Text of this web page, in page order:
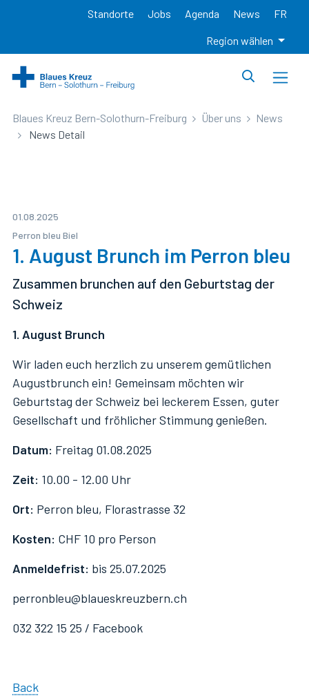
Standorte Jobs Agenda News FR
Region wählen
Blaues Kreuz Bern-Solothurn-Freiburg Über uns
News
News Detail
01.08.2025
Perron bleu Biel
1. August Brunch im Perron bleu
Zusammen brunchen auf den Geburtstag der
Schweiz
1. August Brunch
Wir laden euch herzlich zu unserem gemütlichen
Augustbrunch ein! Gemeinsam möchten wir
Geburtstag der Schweiz bei leckerem Essen, guter
Gesellschaft und fröhlicher Stimmung genießen.
Datum: Freitag 01.08.2025
Zeit: 10.00 - 12.00 Uhr
Ort: Perron bleu, Florastrasse 32
Kosten: CHF 10 pro Person
Anmeldefrist: bis 25.07.2025
perronbleu@blaueskreuzbern.ch
032 322 15 25 / Facebook
Back